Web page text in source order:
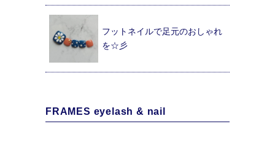
フットネイルで足元のおしゃれ
を☆彡
FRAMES eyelash & nail